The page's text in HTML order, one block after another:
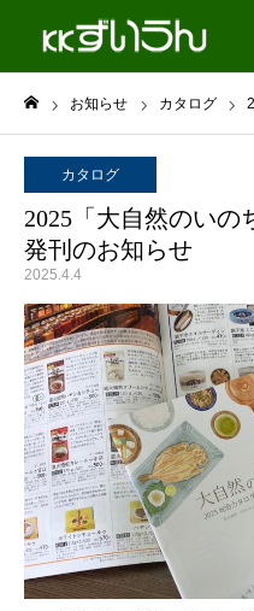
お知らせ カタログ
カタログ
2025「大自然のいの
発刊のお知らせ
2025.4.4